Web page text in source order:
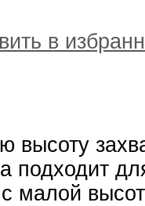
в
высоту
подходит
малой